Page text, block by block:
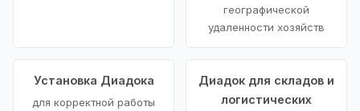
географической
удаленности хозяйств
Установка Диадока
для корректной работы
Диадок для складов и
логистических